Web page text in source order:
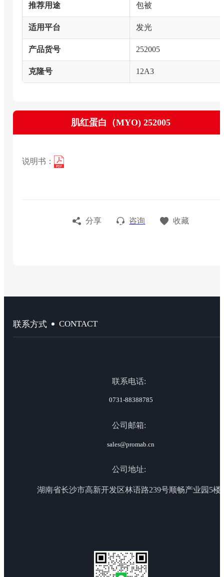
推荐用途 包被
适用平台 发光
产品货号 252005
克隆号 12A3
肌红蛋白（MYO) 252005
说明书：
分享 咨询 收藏
联系方式 CONTACT
联系电话:
0731-88388785
公司邮箱:
sales@promab.cn
公司地址:
湖南省长沙市高新开发区林语路239号顺畅产业园5楼